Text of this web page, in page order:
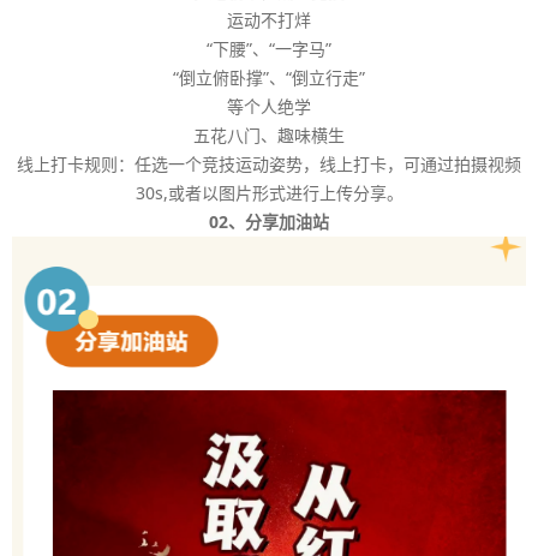
运动不打烊
“下腰”、“一字马”
“倒立俯卧撑”、“倒立行走”
等个人绝学
五花八门、趣味横生
线上打卡规则：任选一个竞技运动姿势，线上打卡，可通过拍摄视频
30s,或者以图片形式进行上传分享。
02、分享加油站